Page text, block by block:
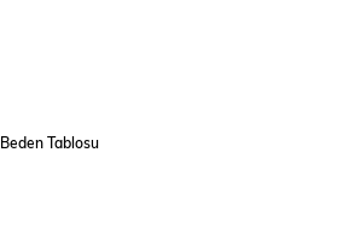
Beden Tablosu